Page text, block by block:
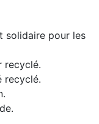
solidaire pour les
recyclé.
recyclé.